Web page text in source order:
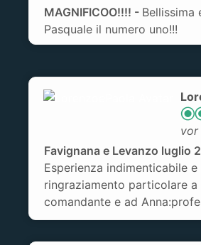
MAGNIFICOO!!!!
Bellissima
Pasquale il numero uno!!!
vor
Favignana e Levanzo luglio
Esperienza indimenticabile e
ringraziamento particolare a
comandante e ad
simpatici e disponibili.